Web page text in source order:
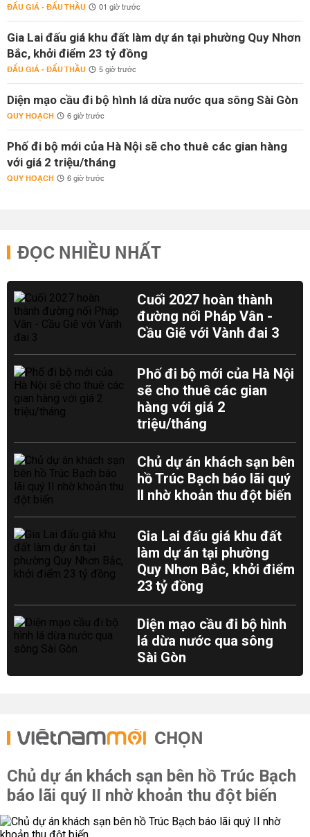
ĐẤU GIÁ - ĐẤU THẦU 01 giờ trước
Gia Lai đấu giá khu đất làm dự án tại phường Quy Nhơn
Bắc, khởi điểm 23 tỷ đồng
ĐẤU GIÁ - ĐẤU THẦU 5 giờ trước
Diện mạo cầu đi bộ hình lá dừa nước qua sông Sài Gòn
QUY HOẠCH 6 giờ trước
Phố đi bộ mới của Hà Nội sẽ cho thuê các gian hàng
với giá 2 triệu/tháng
QUY HOẠCH 6 giờ trước
ĐỌC NHIỀU NHẤT
Cuối 2027 hoàn thành
đường nối Pháp Vân -
Cầu Giẽ với Vành đai 3
Phố đi bộ mới của Hà Nội
sẽ cho thuê các gian
hàng với giá 2
triệu/tháng
Chủ dự án khách sạn bên
hồ Trúc Bạch báo lãi quý
II nhờ khoản thu đột biến
Gia Lai đấu giá khu đất
làm dự án tại phường
Quy Nhơn Bắc, khởi điểm
23 tỷ đồng
Diện mạo cầu đi bộ hình
lá dừa nước qua sông
Sài Gòn
CHỌN
Chủ dự án khách sạn bên hồ Trúc Bạch
báo lãi quý II nhờ khoản thu đột biến